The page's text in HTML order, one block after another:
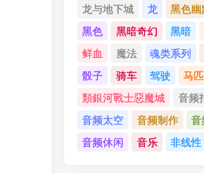
龙与地下城 龙 黑色
黑色
黑暗奇幻 黑暗
鲜血
魔法 魂类系列
骰子
骑车 驾驶 马匹
類銀河戰士惡魔城
音频
音频太空
音频制作
音
音频休闲
音乐 非线性